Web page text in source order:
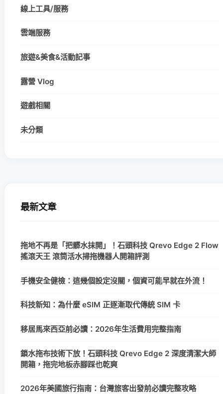
線上工具/服務
雲端服務
旅遊&美食&活動記事
露營 Vlog
遊戲相關
未分類
最新文章
拖地不再是「把髒水抹開」！石頭科技 Qrevo Edge 2 Flow
搖滾天王 滾筒活水掃拖機器人開箱評測
手機安全健檢：這幾個設定沒關，個資可能早就在外流！
科技新知：為什麼 eSIM 正逐漸取代傳統 SIM 卡
移居馬來西亞前必讀：2026年生活費用完整指南
鎖水拖布技術下放！石頭科技 Qrevo Edge 2 深度清潔大師
開箱，拖完地板赤腳踩也乾爽
2026年美國旅行指南：台灣旅客出發前必讀完整攻略